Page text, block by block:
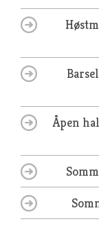
Åpen